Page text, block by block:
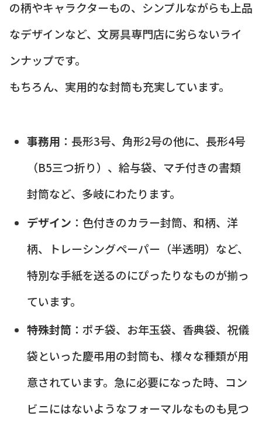
の柄やキャラクターもの、シンプルながらも上品
なデザインなど、文房具専門店に劣らないライ
ンナップです。
もちろん、実用的な封筒も充実しています。
事務用 ：長形3号、角形2号の他に、長形4号
（B5三つ折り）、給与袋、マチ付きの書類
封筒など、多岐にわたります。
デザイン ：色付きのカラー封筒、和柄、洋
柄、トレーシングペーパー（半透明）など、
特別な手紙を送るのにぴったりなものが揃っ
ています。
特殊封筒：ポチ袋、お年玉袋、香典袋、祝儀
袋といった慶弔用の封筒も、様々な種類が用
意されています。急に必要になった時、コン
ビニにはないようなフォーマルなものも見つ